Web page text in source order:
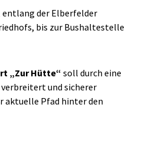
der Elberfelder
bis zur Bushaltestelle
„Zur Hütte“ soll durch eine
und sicherer
aktuelle Pfad hinter den